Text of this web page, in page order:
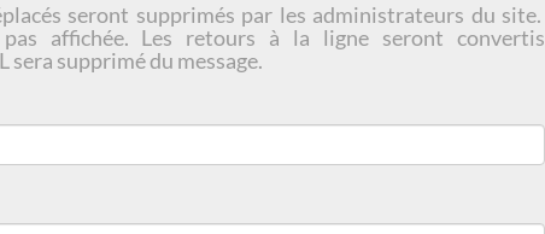
seront supprimés par les administrateurs du site.
affichée. Les retours à la ligne seront convertis
supprimé du message.